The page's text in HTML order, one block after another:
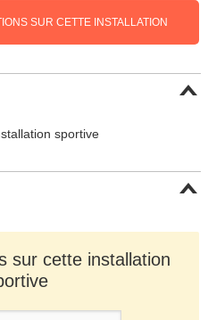
SUR CETTE INSTALLATION
sportive
sur cette installation